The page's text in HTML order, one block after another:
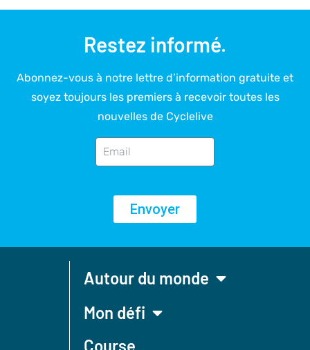
Restez informé.
Abonnez-vous à notre lettre d’information gratuite et
soyez toujours les premiers à recevoir toutes les
nouvelles de Cyclelive
Envoyer
Autour du monde
Mon défi
Course